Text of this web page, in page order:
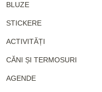
BLUZE
STICKERE
ACTIVITĂȚI
CĂNI ȘI TERMOSURI
AGENDE